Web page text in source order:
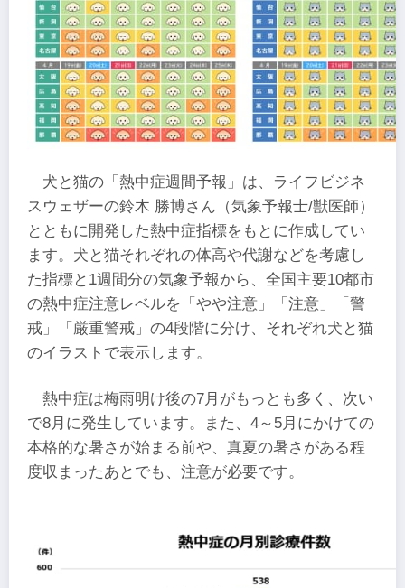
犬と猫の「熱中症週間予報」は、ライフビジネ
スウェザーの鈴木 勝博さん（気象予報士/獣医師）
とともに開発した熱中症指標をもとに作成してい
ます。犬と猫それぞれの体高や代謝などを考慮し
た指標と1週間分の気象予報から、全国主要10都市
の熱中症注意レベルを「やや注意」「注意」「警
戒」「厳重警戒」の4段階に分け、それぞれ犬と猫
のイラストで表示します。
熱中症は梅雨明け後の7月がもっとも多く、次い
で8月に発生しています。また、4～5月にかけての
本格的な暑さが始まる前や、真夏の暑さがある程
度収まったあとでも、注意が必要です。